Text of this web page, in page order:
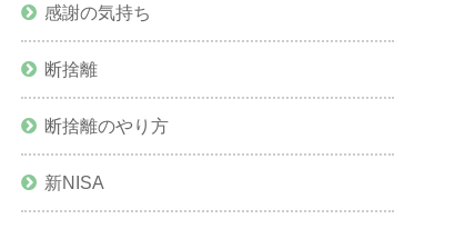
感謝の気持ち
断捨離
断捨離のやり方
新NISA